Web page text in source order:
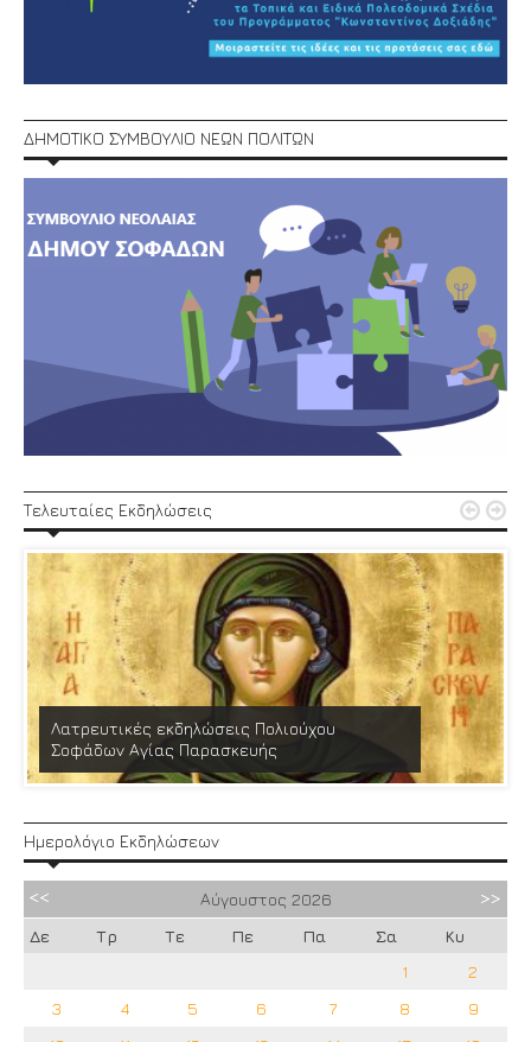
ΔΗΜΟΤΙΚΟ ΣΥΜΒΟΥΛΙΟ ΝΕΩΝ ΠΟΛΙΤΩΝ
Τελευταίες Εκδηλώσεις
Λατρευτικές εκδηλώσεις Πολιούχου
Σοφάδων Αγίας Παρασκευής
 
Ημερολόγιο Εκδηλώσεων
Αύγουστος 2026
Δε
Τρ Τε Πε Πα Σα
Κυ
1
2
3
4 5 6 7 8
9